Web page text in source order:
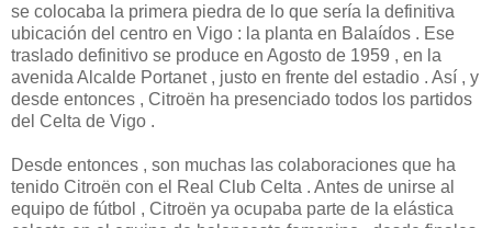
se colocaba la primera piedra de lo que sería la definitiva
ubicación del centro en Vigo : la planta en Balaídos . Ese
traslado definitivo se produce en Agosto de 1959 , en la
avenida Alcalde Portanet , justo en frente del estadio . Así , y
desde entonces , Citroën ha presenciado todos los partidos
del Celta de Vigo .
Desde entonces , son muchas las colaboraciones que ha
tenido Citroën con el Real Club Celta . Antes de unirse al
equipo de fútbol , Citroën ya ocupaba parte de la elástica